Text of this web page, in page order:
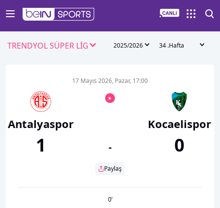
TRENDYOL SÜPER LİG 2025/2026 34 .Hafta
Antalyaspor
1
17 Mayıs 2026, Pazar, 17:00
-
Paylaş
Kocaelispor
0
0’